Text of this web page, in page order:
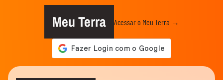
Meu Terra Acessar o Meu Terra →